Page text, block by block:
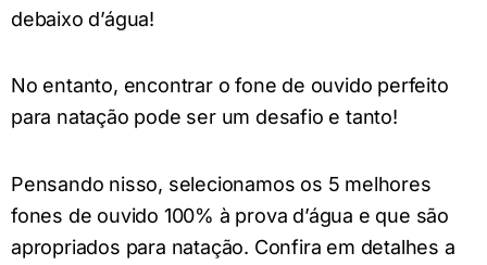
debaixo d’água!
No entanto, encontrar o fone de ouvido perfeito
para natação pode ser um desafio e tanto!
Pensando nisso, selecionamos os 5 melhores
fones de ouvido 100% à prova d’água e que são
apropriados para natação. Confira em detalhes a